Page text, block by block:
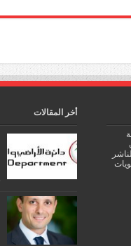
أخر المقالات